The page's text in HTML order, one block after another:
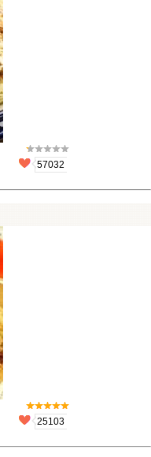
57032
25103